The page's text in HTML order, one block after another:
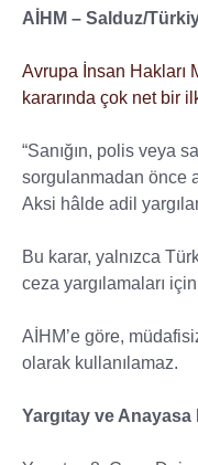
AİHM – Salduz/
Avrupa İnsan Hakları
kararında çok net bir
“Sanığın, polis veya
sorgulanmadan önce
Aksi hâlde adil
Bu karar, yalnızca
ceza yargılamaları
AİHM’e göre,
olarak kullanılamaz.
Yargıtay ve